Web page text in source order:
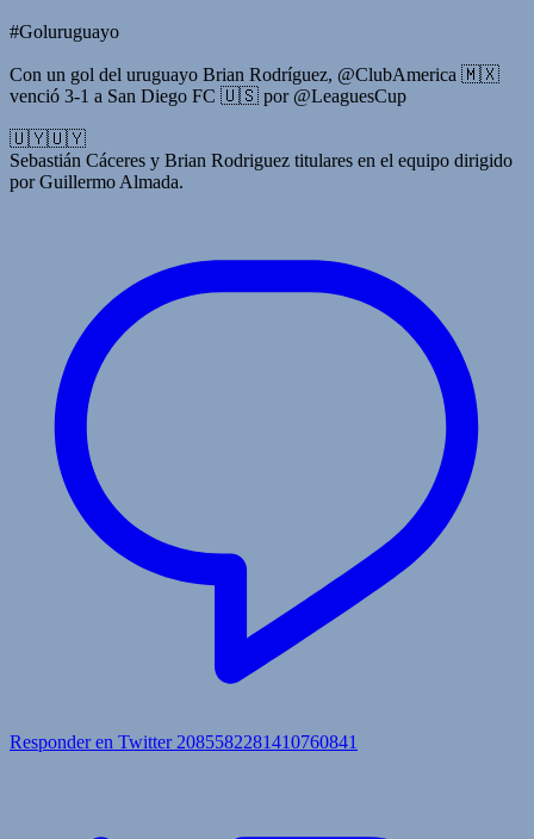
#Goluruguayo
Con un gol del uruguayo Brian Rodríguez, @ClubAmerica 🇲🇽
venció 3-1 a San Diego FC 🇺🇸 por @LeaguesCup
🇺🇾🇺🇾
Sebastián Cáceres y Brian Rodriguez titulares en el equipo dirigido
por Guillermo Almada.
Responder en Twitter 2085582281410760841